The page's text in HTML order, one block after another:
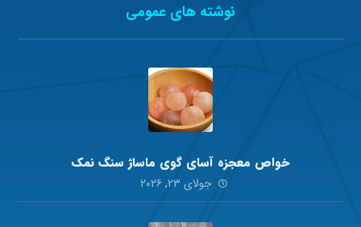
نوشته های عمومی
خواص معجزه آسای گوی ماساژ سنگ نمک
جولای ۲۳, ۲۰۲۶